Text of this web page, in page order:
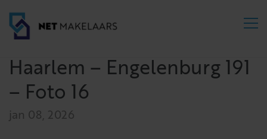
Haarlem – Engelenburg 191
– Foto 16
jan 08, 2026